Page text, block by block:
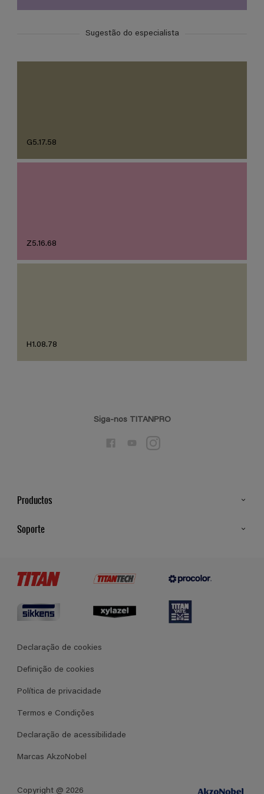
Sugestão do especialista
G5.17.58
Z5.16.68
H1.08.78
Siga-nos TITANPRO
Productos
Soporte
Termos e Condições Gerais de Venda
Declaração de cookies
Definição de cookies
Política de privacidade
Termos e Condições
Declaração de acessibilidade
Marcas AkzoNobel
Copyright @ 2026